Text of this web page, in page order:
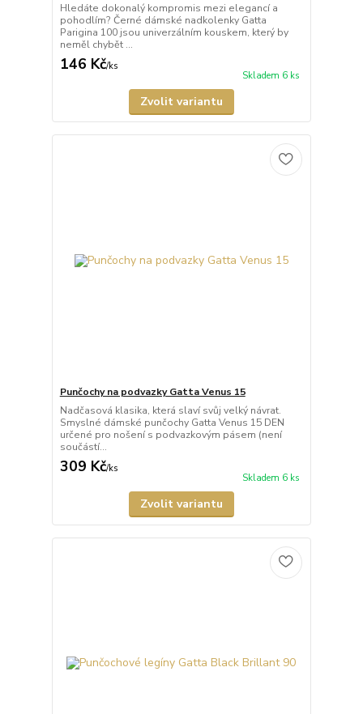
Hledáte dokonalý kompromis mezi elegancí a
pohodlím? Černé dámské nadkolenky Gatta
Parigina 100 jsou univerzálním kouskem, který by
neměl chybět ...
146 Kč/ks
Skladem 6 ks
Zvolit variantu
Punčochy na podvazky Gatta Venus 15
Nadčasová klasika, která slaví svůj velký návrat.
Smyslné dámské punčochy Gatta Venus 15 DEN
určené pro nošení s podvazkovým pásem (není
součástí...
309 Kč/ks
Skladem 6 ks
Zvolit variantu